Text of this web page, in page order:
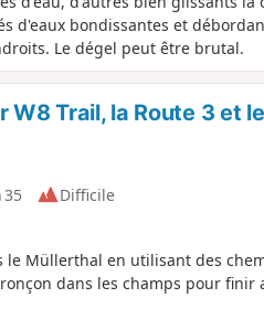
d'eaux bondissantes et
Le dégel peut être brutal.
Trail, la Route 3 et
35
Difficile
Müllerthal en utilisant des
dans les champs pour finir